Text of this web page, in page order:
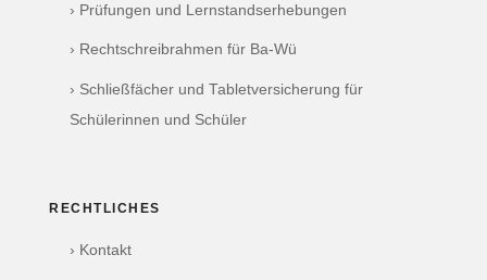
› Prüfungen und Lernstandserhebungen
› Rechtschreibrahmen für Ba-Wü
› Schließfächer und Tabletversicherung für
Schülerinnen und Schüler
RECHTLICHES
› Kontakt